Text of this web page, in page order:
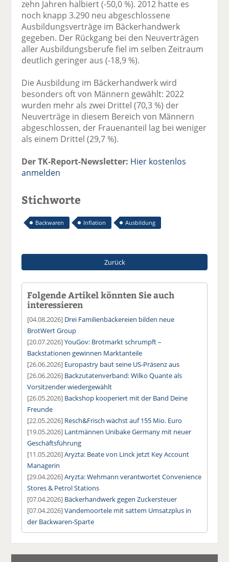
zehn Jahren halbiert (-50,0 %). 2012 hatte es
noch knapp 3.290 neu abgeschlossene
Ausbildungsverträge im Bäckerhandwerk
gegeben. Der Rückgang bei den Neuverträgen
aller Ausbildungsberufe fiel im selben Zeitraum
deutlich geringer aus (-18,9 %).
Die Ausbildung im Bäckerhandwerk wird
besonders oft von Männern gewählt: 2022
wurden mehr als zwei Drittel (70,3 %) der
Neuverträge in diesem Bereich von Männern
abgeschlossen, der Frauenanteil lag bei weniger
als einem Drittel (29,7 %).
Der TK-Report-Newsletter: Hier kostenlos
anmelden
Stichworte
Backwaren Inflation Ausbildung
Zurück
Folgende Artikel könnten Sie auch
interessieren
[04.08.2026] Drei Familienbäckereien bilden neue
BrotWert Group
[20.07.2026]YouGov: Brotmarkt schrumpft –
Backstationen gewinnen Marktanteile
[26.06.2026] Europastry baut seine US-Präsenz aus
[26.06.2026] Backzutatenverband: Wilko Quante als
Vorsitzender wiedergewählt
[26.05.2026] Backshop kooperiert mit der Band Deine
Freunde
[22.05.2026] Resch&Frisch wächst auf 155 Mio. Euro
[19.05.2026] Lantmännen Unibake Germany mit neuer
Geschäftsführung
[11.05.2026]Aryzta: Beate von Linck jetzt Key Account
Managerin
[29.04.2026]Aryzta: Wehmann verantwortet Convenience
Stores & Petrol Stations
[07.04.2026] Bäckerhandwerk gegen Zuckersteuer
[07.04.2026]Vandemoortele mit sattem Umsatzplus in
der Backwaren-Sparte